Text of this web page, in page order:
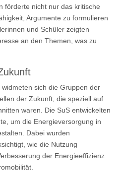
förderte nicht nur das kritische
Argumente zu formulieren
und Schüler zeigten
an den Themen, was zu
sich die Gruppen der
der Zukunft, die speziell auf
waren. Die SuS entwickelten
um die Energieversorgung in
Dabei wurden
wie die Nutzung
der Energieeffizienz